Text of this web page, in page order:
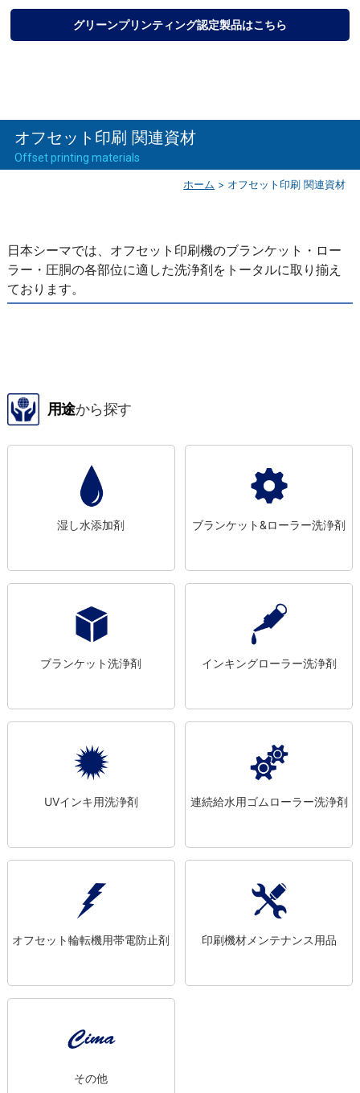
グリーンプリンティング認定製品はこちら
オフセット印刷 関連資材
Offset printing materials
オフセット印刷 関連資材
ホーム >
日本シーマでは、オフセット印刷機のブランケット・ロー
ラー・圧胴の各部位に適した洗浄剤をトータルに取り揃え
ております。
用途から探す
湿し水添加剤 ブランケット&ローラー洗浄剤
ブランケット洗浄剤 インキングローラー洗浄剤
UVインキ用洗浄剤 連続給水用ゴムローラー洗浄剤
オフセット輪転機用帯電防止剤 印刷機材メンテナンス用品
その他